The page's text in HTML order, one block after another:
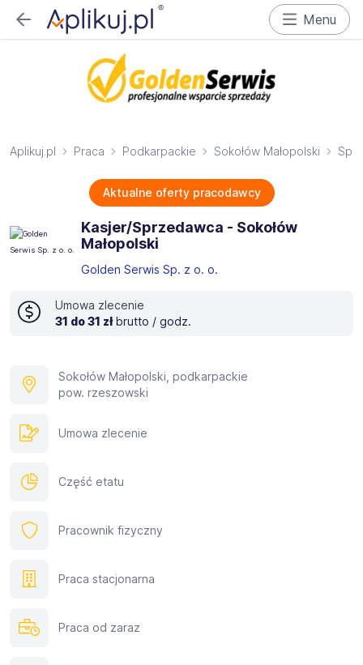
Menu
Aplikuj.pl Praca Podkarpackie Sokołów Małopolski
Aktualne oferty pracodawcy
Kasjer/Sprzedawca - Sokołów
Małopolski
Golden Serwis Sp. z o. o.
Umowa zlecenie
31 do 31 zł brutto / godz.
Sokołów Małopolski, podkarpackie
pow. rzeszowski
Umowa zlecenie
Część etatu
Pracownik fizyczny
Praca stacjonarna
Praca od zaraz